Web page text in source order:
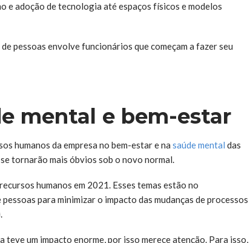
e adoção de tecnologia até espaços físicos e modelos
pessoas envolve funcionários que começam a fazer seu
mental e bem-estar
humanos da empresa no bem-estar e na saúde mental das
tornarão mais óbvios sob o novo normal.
humanos em 2021. Esses temas estão no
para minimizar o impacto das mudanças de processos
teve um impacto enorme, por isso merece atenção. Para isso,